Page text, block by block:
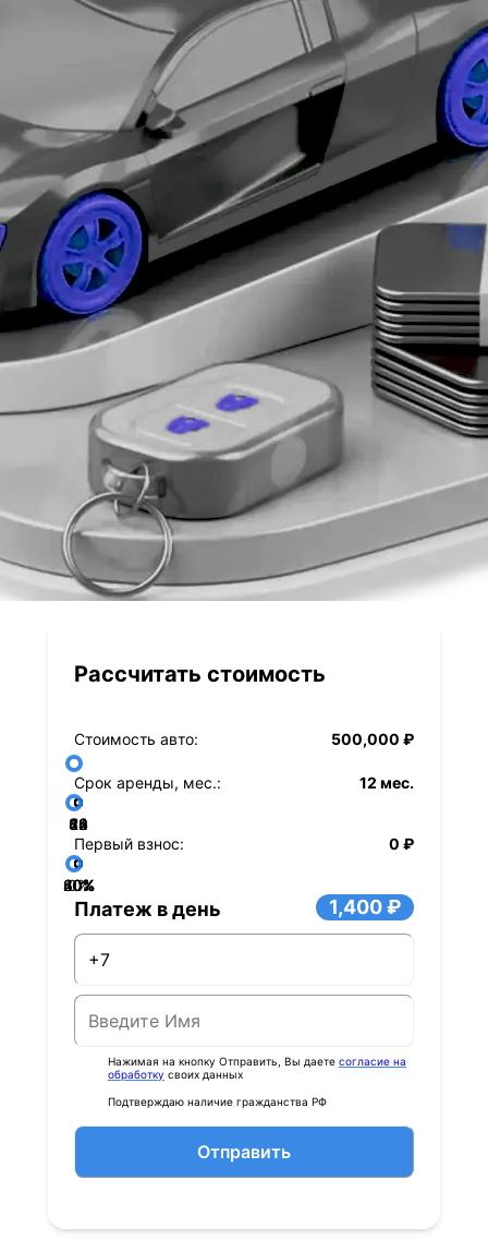
Рассчитать стоимость
Стоимость авто: 500,000 ₽
Срок аренды, мес.: 12 мес.
12
24
36
48
60
72
84
Первый взнос:
0 ₽
0%
20%
40%
60%
80%
Платеж в день 1,400 ₽
Нажимая на кнопку Отправить, Вы даете согласие на
обработку своих данных
Подтверждаю наличие гражданства РФ
Отправить